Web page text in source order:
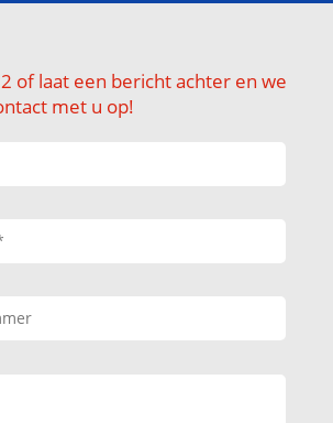
of laat een bericht achter en we
met u op!